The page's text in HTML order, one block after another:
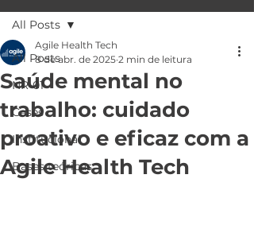
All Posts
NR-01
Cases
Institucional
Bases teóricas
All Posts
Saúde mental no
trabalho: cuidado
proativo e eficaz com a
Agile Health Tech
Agile Health Tech
8 de abr. de 2025 2 min de leitura